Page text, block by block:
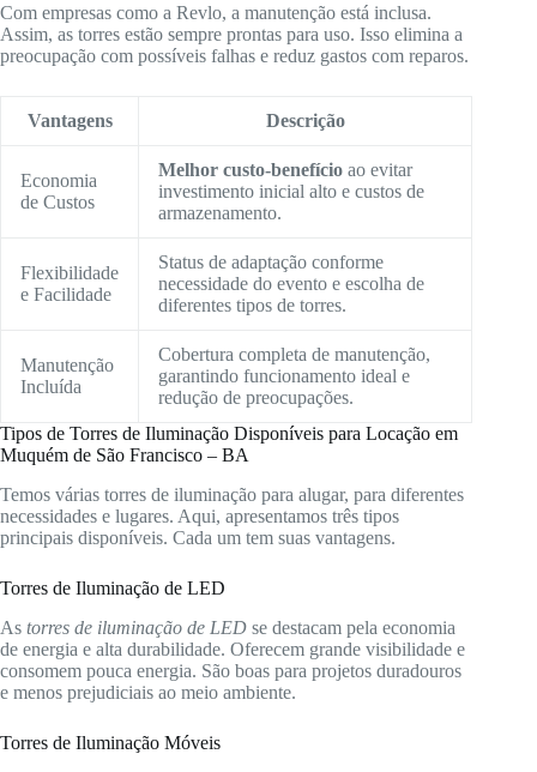
Com empresas como a Revlo, a manutenção está inclusa.
Assim, as torres estão sempre prontas para uso. Isso elimina a
preocupação com possíveis falhas e reduz gastos com reparos.
Vantagens Descrição
Economia
de Custos
Melhor custo-benefício ao evitar
investimento inicial alto e custos de
armazenamento.
Flexibilidade
e Facilidade
Status de adaptação conforme
necessidade do evento e escolha de
diferentes tipos de torres.
Manutenção
Incluída
Cobertura completa de manutenção,
garantindo funcionamento ideal e
redução de preocupações.
Tipos de Torres de Iluminação Disponíveis para Locação em
Muquém de São Francisco – BA
Temos várias torres de iluminação para alugar, para diferentes
necessidades e lugares. Aqui, apresentamos três tipos
principais disponíveis. Cada um tem suas vantagens.
Torres de Iluminação de LED
As torres de iluminação de LED se destacam pela economia
de energia e alta durabilidade. Oferecem grande visibilidade e
consomem pouca energia. São boas para projetos duradouros
e menos prejudiciais ao meio ambiente.
Torres de Iluminação Móveis